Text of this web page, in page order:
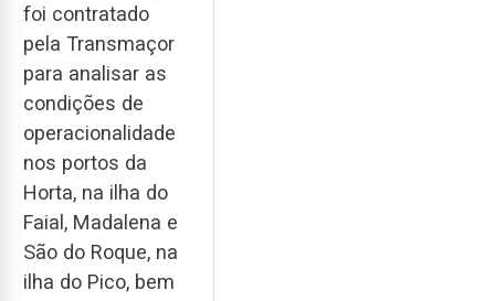
foi contratado
pela Transmaçor
para analisar as
condições de
operacionalidade
nos portos da
Horta, na ilha do
Faial, Madalena e
São do Roque, na
ilha do Pico, bem